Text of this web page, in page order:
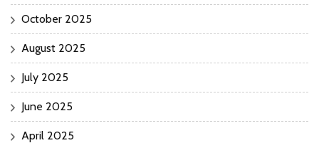
October 2025
August 2025
July 2025
June 2025
April 2025